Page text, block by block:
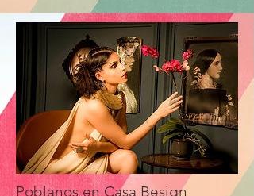
Poblanos en Casa Besign